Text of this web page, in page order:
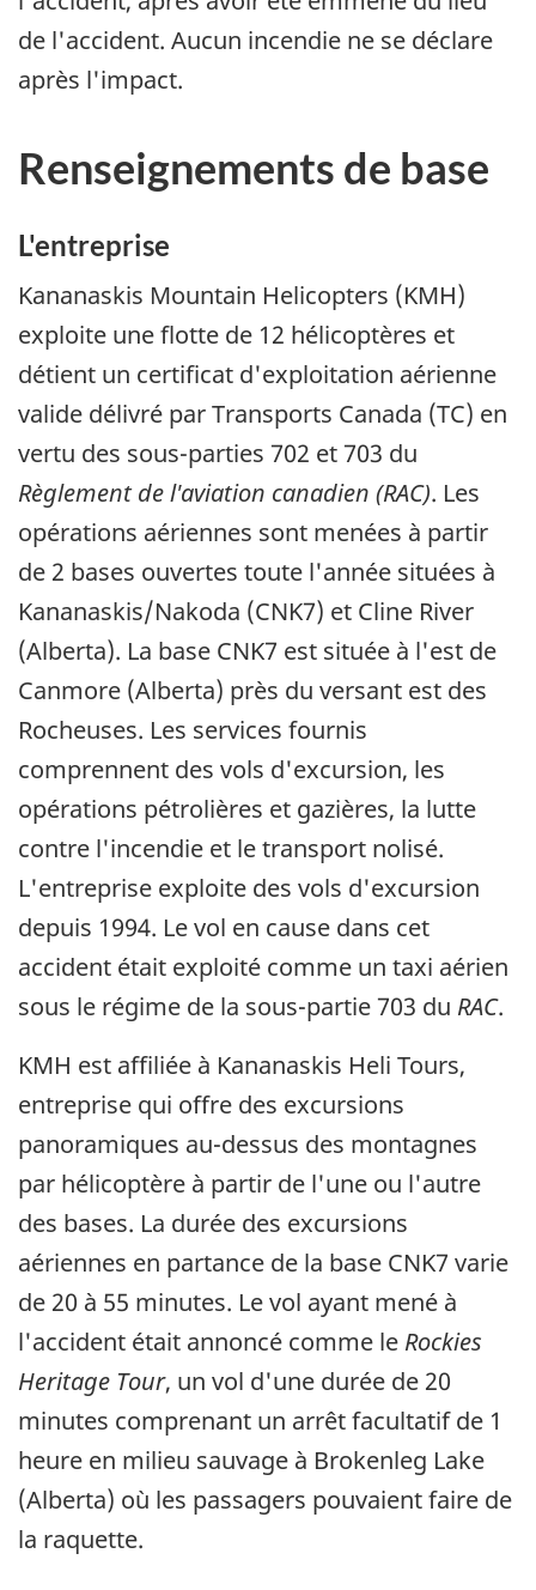
de l'accident. Aucun incendie ne se déclare
après l'impact.
Renseignements de base
L'entreprise
Kananaskis Mountain Helicopters (KMH)
exploite une flotte de 12 hélicoptères et
détient un certificat d'exploitation aérienne
valide délivré par Transports Canada (TC) en
vertu des sous-parties 702 et 703 du
Règlement de l'aviation canadien (RAC). Les
opérations aériennes sont menées à partir
de 2 bases ouvertes toute l'année situées à
Kananaskis/Nakoda (CNK7) et Cline River
(Alberta). La base CNK7 est située à l'est de
Canmore (Alberta) près du versant est des
Rocheuses. Les services fournis
comprennent des vols d'excursion, les
opérations pétrolières et gazières, la lutte
contre l'incendie et le transport nolisé.
L'entreprise exploite des vols d'excursion
depuis 1994. Le vol en cause dans cet
accident était exploité comme un taxi aérien
sous le régime de la sous-partie 703 du RAC.
KMH est affiliée à Kananaskis Heli Tours,
entreprise qui offre des excursions
panoramiques au-dessus des montagnes
par hélicoptère à partir de l'une ou l'autre
des bases. La durée des excursions
aériennes en partance de la base CNK7 varie
de 20 à 55 minutes. Le vol ayant mené à
l'accident était annoncé comme le Rockies
Heritage Tour, un vol d'une durée de 20
minutes comprenant un arrêt facultatif de 1
heure en milieu sauvage à Brokenleg Lake
(Alberta) où les passagers pouvaient faire de
la raquette.